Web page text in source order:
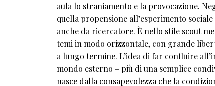
aula lo straniamento e la provocazione.
quella propensione all’esperimento
anche da ricercatore. È nello stile scout
temi in modo orizzontale, con grande
a lungo termine. L’idea di far confluire
mondo esterno – più di una semplice
nasce dalla consapevolezza che la